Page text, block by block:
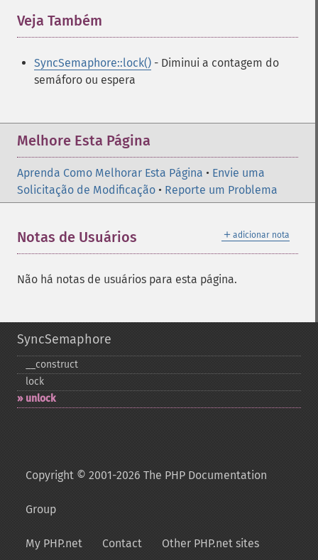
Veja Também
SyncSemaphore::lock() - Diminui a contagem do
semáforo ou espera
Melhore Esta Página
Aprenda Como Melhorar Esta Página • Envie uma
Solicitação de Modificação • Reporte um Problema
＋ adicionar nota
Notas de Usuários
Não há notas de usuários para esta página.
SyncSemaphore
_​_​construct
lock
unlock
Copyright © 2001-2026 The PHP Documentation
Group
My PHP.net Contact Other PHP.net sites